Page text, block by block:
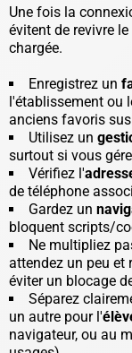
Une fois la
évitent de revivre
chargée.
Enregistrez un
l'établissement ou
anciens favoris
Utilisez un
surtout si vous
Vérifiez l'
de téléphone
Gardez un
bloquent scripts/
Ne multipliez
attendez un peu et
éviter un blocage
Séparez
un autre pour l'
navigateur, ou au